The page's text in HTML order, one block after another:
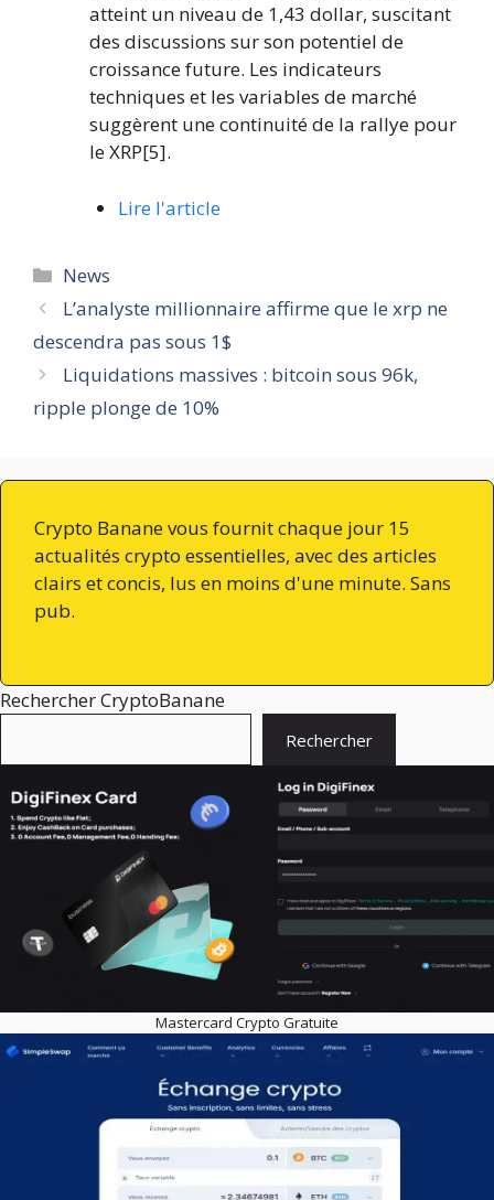
atteint un niveau de 1,43 dollar, suscitant
des discussions sur son potentiel de
croissance future. Les indicateurs
techniques et les variables de marché
suggèrent une continuité de la rallye pour
le XRP[5].
Lire l'article
Catégories
News
L’analyste millionnaire affirme que le xrp ne
descendra pas sous 1$
Liquidations massives : bitcoin sous 96k,
ripple plonge de 10%
Crypto Banane vous fournit chaque jour 15
actualités crypto essentielles, avec des articles
clairs et concis, lus en moins d'une minute. Sans
pub.
Rechercher CryptoBanane
Rechercher
Mastercard Crypto Gratuite